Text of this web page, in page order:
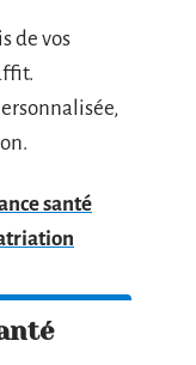
de vos
santé